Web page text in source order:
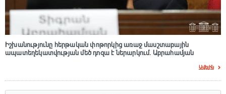
Իշխանությունը հերթական փոթորկից առաջ մասշտաբային
ապատեղեկատվության մեծ դnզա է ներարկում․ Աբրահամյան
Ավելին